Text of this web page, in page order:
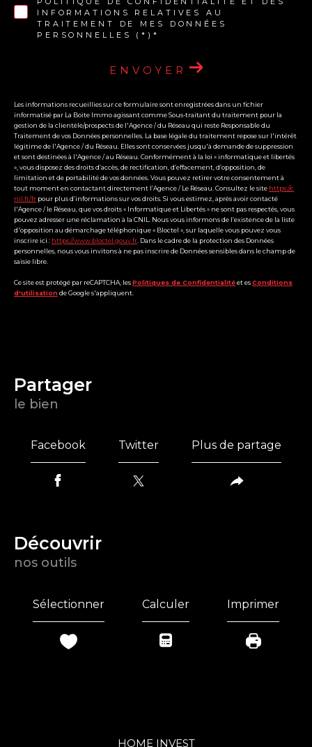
INFORMATIONS RELATIVES AU
TRAITEMENT DE MES DONNÉES
PERSONNELLES (*)*
ENVOYER
Les informations recueillies sur ce formulaire sont enregistrées dans un fichier
informatisé par La Boite Immo agissant comme Sous-traitant du traitement pour la
gestion de la clientèle/prospects de l'Agence / du Réseau qui reste Responsable du
Traitement de vos Données personnelles. La base légale du traitement repose sur l'intérêt
légitime de l'Agence / du Réseau. Elles sont conservées jusqu'à demande de suppression
et sont destinées à l'Agence / au Réseau. Conformément à la loi « informatique et libertés
», vous disposez des droits d’accès, de rectification, d’effacement, d’opposition, de
limitation et de portabilité de vos données. Vous pouvez retirer votre consentement à
tout moment en contactant directement l’Agence / Le Réseau. Consultez le site https://c
nil.fr/fr pour plus d’informations sur vos droits. Si vous estimez, après avoir contacté
l'Agence / le Réseau, que vos droits « Informatique et Libertés » ne sont pas respectés, vous
pouvez adresser une réclamation à la CNIL. Nous vous informons de l’existence de la liste
d'opposition au démarchage téléphonique « Bloctel », sur laquelle vous pouvez vous
inscrire ici : https://www.bloctel.gouv.fr . Dans le cadre de la protection des Données
personnelles, nous vous invitons à ne pas inscrire de Données sensibles dans le champ de
saisie libre.
Ce site est protégé par reCAPTCHA, lesPolitiques de Confidentialitéet esConditions
d'utilisationde Google s'appliquent.
partager
le bien
Facebook Twitter Plus de partage
découvrir
nos outils
Sélectionner Calculer Imprimer
HOME INVEST